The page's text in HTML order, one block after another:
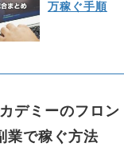
万稼ぐ手順
デミーのフロ
業で稼ぐ方法